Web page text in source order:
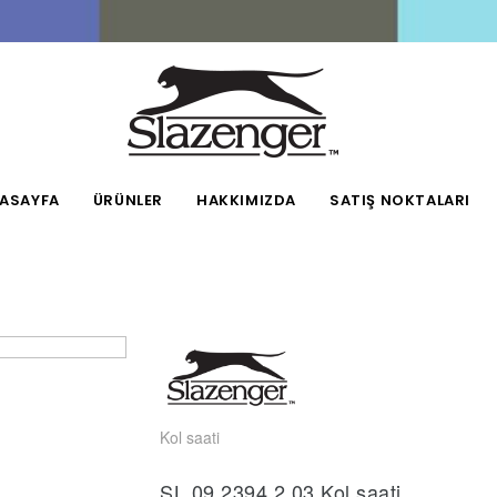
ÜRÜNLER HAKKIMIZDA SATIŞ NOKTALARI
Kol saati
SL.09.2394.2.03 Kol saati